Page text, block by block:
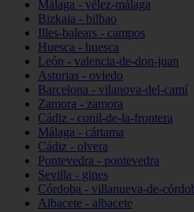
Málaga - vélez-málaga
Bizkaia - bilbao
Illes-balears - campos
Huesca - huesca
León - valencia-de-don-juan
Asturias - oviedo
Barcelona - vilanova-del-camí
Zamora - zamora
Cádiz - conil-de-la-frontera
Málaga - cártama
Cádiz - olvera
Pontevedra - pontevedra
Sevilla - gines
Córdoba - villanueva-de-
Albacete - albacete